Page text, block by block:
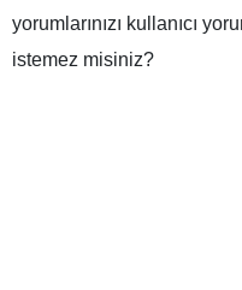
yorumlarınızı kullanıcı
istemez misiniz?